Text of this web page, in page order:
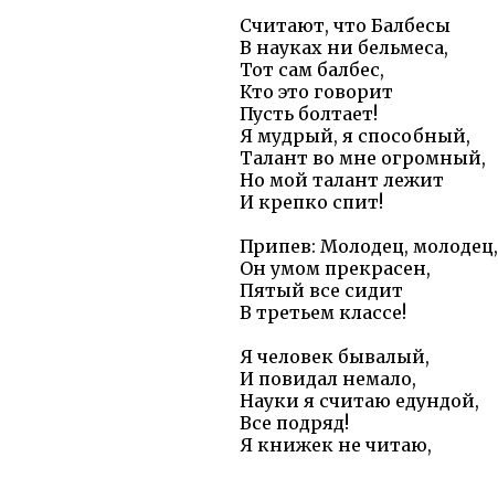
Считают, что Балбесы
В науках ни бельмеса,
Тот сам балбес,
Кто это говорит
Пусть болтает!
Я мудрый, я способный,
Талант во мне огромный,
Но мой талант лежит
И крепко спит!
Припев: Молодец, молодец,
Он умом прекрасен,
Пятый все сидит
В третьем классе!
Я человек бывалый,
И повидал немало,
Науки я считаю едундой,
Все подряд!
Я книжек не читаю,